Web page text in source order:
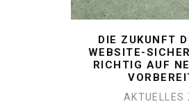
DIE ZUKUNFT
WEBSITE-
RICHTIG AUF
AKTUELLES